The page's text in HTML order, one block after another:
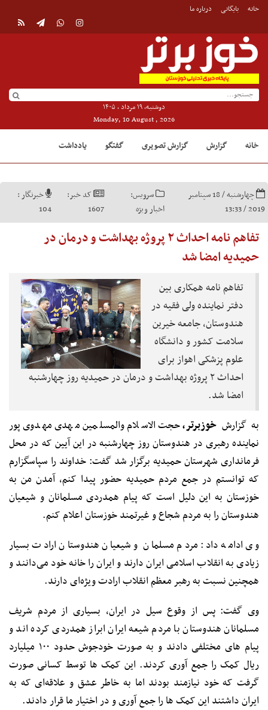
خانه بایگانی درباره ما
دوشنبه, ۱۹ مرداد , ۱۴۰۵
Monday, 10 August , 2026
خانه گزارش گزارش تصویری گفتگو یادداشت
چهارشنبه / 18 سپتامبر
2019 / 13:33
سرویس:
اخبار ویژه
کد خبر:
1607
خبرنگار :
104
تفاهم نامه احداث ۲ پروژه بهداشت و درمان در
حمیدیه امضا شد
تفاهم نامه همکاری بین
دفتر نماینده ولی فقیه در
هندوستان، جامعه خیرین
سلامت کشور و دانشگاه
علوم پزشکی اهواز برای
احداث ۲ پروژه بهداشت و درمان در حمیدیه روز چهارشنبه
امضا شد.
به گزارش خوزبرتر،حجت الاسلام والمسلمین مهدی مهدوی پور
نماینده رهبری در هندوستان روز چهارشنبه در این آیین که در محل
فرمانداری شهرستان حمیدیه برگزار شد گفت: خداوند را سپاسگزارم
که توانستم در جمع مردم حمیدیه حضور پیدا کنم، آمدن من به
خوزستان به این دلیل است که پیام همدردی مسلمانان و شیعیان
هندوستان را به مردم شجاع و غیرتمند خوزستان اعلام کنم.
وی ادامه داد: مردم مسلمان و شیعیان هندوستان ارادت بسیار
زیادی به انقلاب اسلامی ایران دارند و ایران را خانه خود می‌دانند و
همچنین نسبت به رهبر معظم انقلاب ارادت ویژه‌ای دارند.
وی گفت: پس از وقوع سیل در ایران، بسیاری از مردم شریف
مسلمانان هندوستان با مردم شیعه ایران ابراز همدردی کرده اند و
پیام های مختلفی دادند و به صورت خودجوش حدود ۱۰۰ میلیارد
ریال کمک را جمع آوری کردند. این کمک ها توسط کسانی صورت
گرفت که خود نیازمند بودند اما به خاطر عشق و علاقه‌ای که به
ایران داشتند این کمک ها را جمع آوری و در اختیار ما قرار دادند.